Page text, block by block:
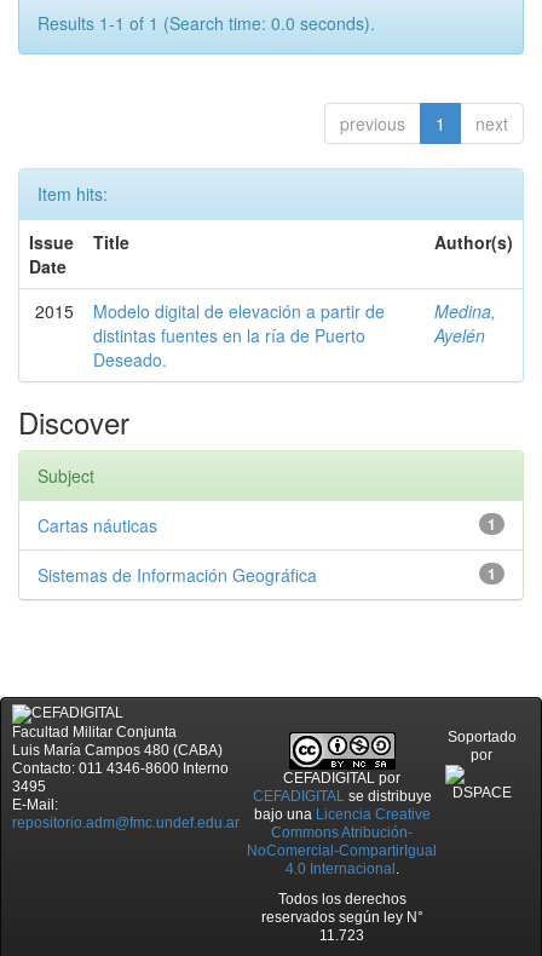
Results 1-1 of 1 (Search time: 0.0 seconds).
previous 1 next
Item hits:
Issue
Date
Title Author(s)
2015
Modelo digital de elevación a partir de
distintas fuentes en la ría de Puerto
Deseado.
Medina,
Ayelén
Discover
Subject
1
Cartas náuticas
1
Sistemas de Información Geográfica
Facultad Militar Conjunta
Luis María Campos 480 (CABA)
Contacto: 011 4346-8600 Interno
3495
E-Mail:
repositorio.adm@fmc.undef.edu.ar
CEFADIGITAL por
CEFADIGITALse distribuye
bajo una Licencia Creative
Commons Atribución-
NoComercial-CompartirIgual
4.0 Internacional .
Todos los derechos
reservados según ley N°
11.723
Soportado
por